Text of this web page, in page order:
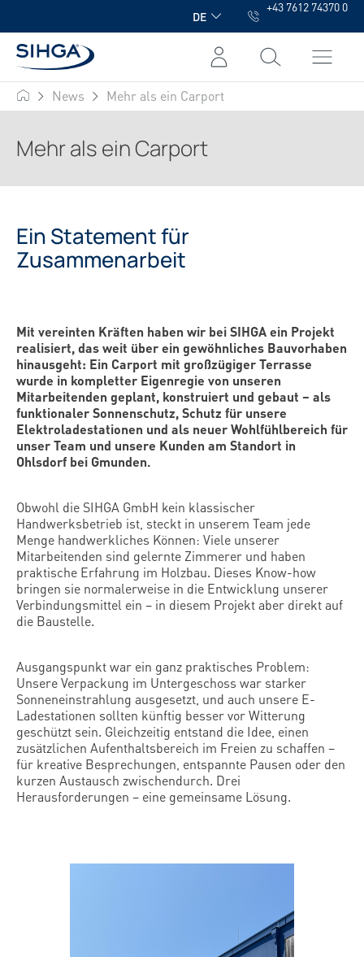
DE
+43 7612 74370 0
SIHGA News Mehr als ein Carport
Mehr als ein Carport
Ein Statement für
Zusammenarbeit
Mit vereinten Kräften haben wir beiSIHGAein Projekt
realisiert, das weit über ein gewöhnliches Bauvorhaben
hinausgeht: Ein Carport mit großzügiger Terrasse
wurde in kompletter Eigenregie von unseren
Mitarbeitenden geplant, konstruiert und gebaut – als
funktionalerSonnenschutz, Schutz für unsere
Elektroladestationen und als neuerWohlfühlbereich für
unser Team und unsere Kunden am Standort in
Ohlsdorf bei Gmunden.
Obwohl die SIHGA GmbH kein klassischer
Handwerksbetrieb ist, steckt in unserem Team jede
Menge handwerkliches Können: Viele unserer
Mitarbeitenden sind gelernte Zimmerer und haben
praktische Erfahrung im Holzbau. Dieses Know-how
bringen sie normalerweise in die Entwicklung unserer
Verbindungsmittel ein – in diesem Projekt aber direkt auf
die Baustelle.
Ausgangspunkt war ein ganz praktisches Problem:
Unsere Verpackung im Untergeschoss war starker
Sonneneinstrahlung ausgesetzt, und auch unsere E-
Ladestationen sollten künftig besser vor Witterung
geschützt sein. Gleichzeitig entstand die Idee, einen
zusätzlichen Aufenthaltsbereich im Freien zu schaffen –
für kreative Besprechungen, entspannte Pausen oder den
kurzen Austausch zwischendurch. Drei
Herausforderungen – eine gemeinsame Lösung.
Bildergalerie überspringen